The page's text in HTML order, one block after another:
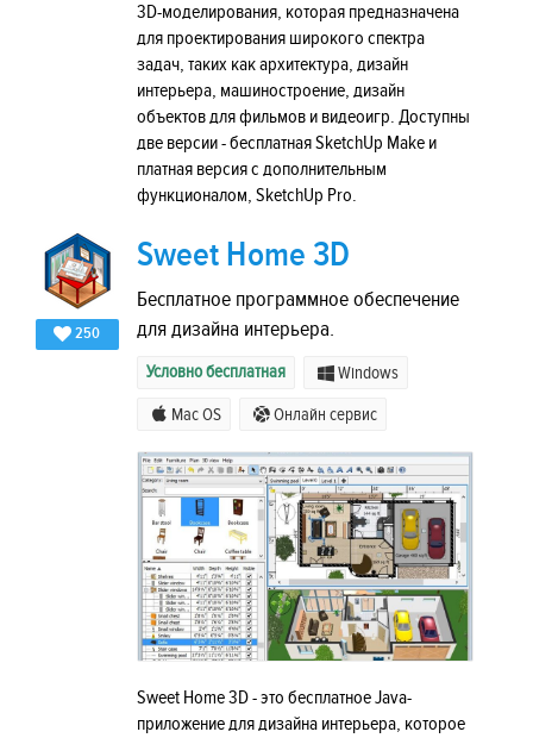
3D-моделирования, которая предназначена
для проектирования широкого спектра
задач, таких как архитектура, дизайн
интерьера, машиностроение, дизайн
объектов для фильмов и видеоигр. Доступны
две версии - бесплатная SketchUp Make и
платная версия с дополнительным
функционалом, SketchUp Pro.
250
Sweet Home 3D
Бесплатное программное обеспечение
для дизайна интерьера.
Условно бесплатная Windows
Mac OS Онлайн сервис
Sweet Home 3D - это бесплатное Java-
приложение для дизайна интерьера, которое